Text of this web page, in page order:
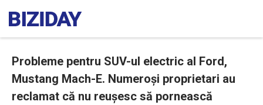
Probleme pentru SUV-ul electric al Ford,
Mustang Mach-E. Numeroși proprietari au
reclamat că nu reușesc să pornească